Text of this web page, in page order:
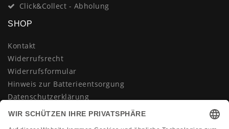
Click&Collect - Abholung
SHOP
Kontakt
Widerrufsrecht
Widerrufsformular
Hinweis zur Batterieentsorgung
Datenschutzerklärung
AGB